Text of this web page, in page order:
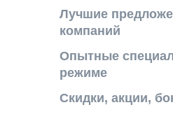
Лучшие
компаний
Опытные
режиме
Скидки, акции,